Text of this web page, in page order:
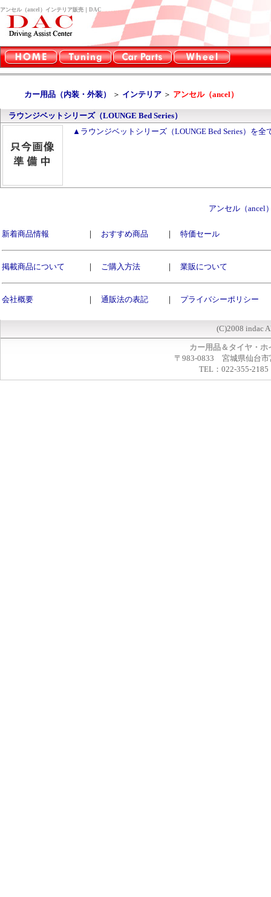
アンセル（ancel）インテリア販売｜DAC
カー用品（内装・外装） ＞ インテリア ＞ アンセル（ancel）
ラウンジベットシリーズ（LOUNGE Bed Series）
▲ラウンジベットシリーズ（LOUNGE Bed Series）を全
アンセル（ancel
新着商品情報 ｜ おすすめ商品 ｜ 特価セール
掲載商品について ｜ ご購入方法 ｜ 業販について
会社概要 ｜ 通販法の表記 ｜ プライバシーポリシー
(C)2008 indac
カー用品＆タイヤ・
〒983-0833 宮城県仙台市
TEL：022-355-